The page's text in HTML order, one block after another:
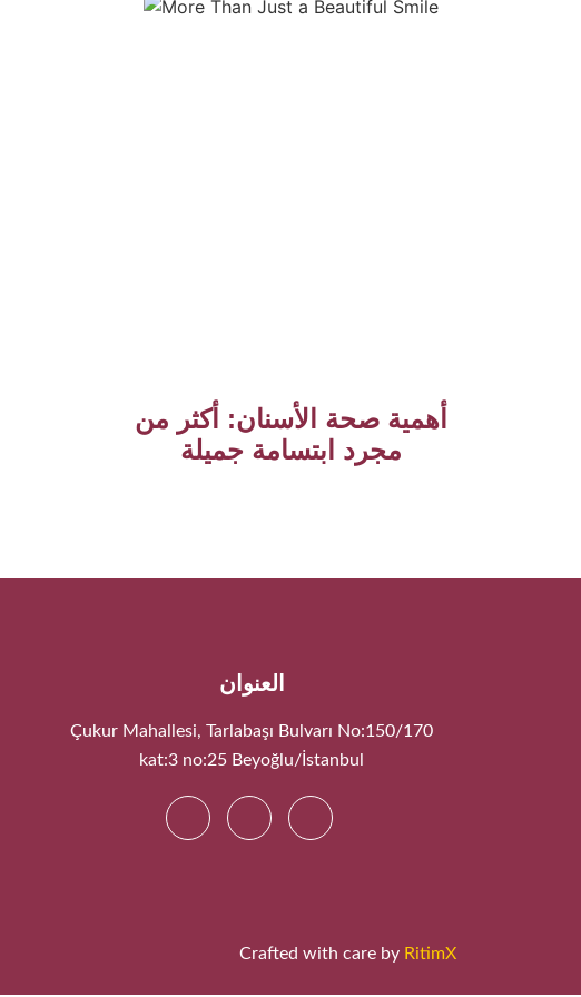
أهمية صحة الأسنان: أكثر من
مجرد ابتسامة جميلة
العنوان
Çukur Mahallesi, Tarlabaşı Bulvarı No:150/170
kat:3 no:25 Beyoğlu/İstanbul
Crafted with care by RitimX